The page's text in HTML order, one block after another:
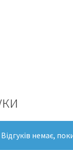
Відгуків немає,